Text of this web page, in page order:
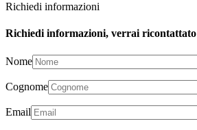
Richiedi informazioni
Richiedi informazioni, verrai ricontattato
Nome
Cognome
Email